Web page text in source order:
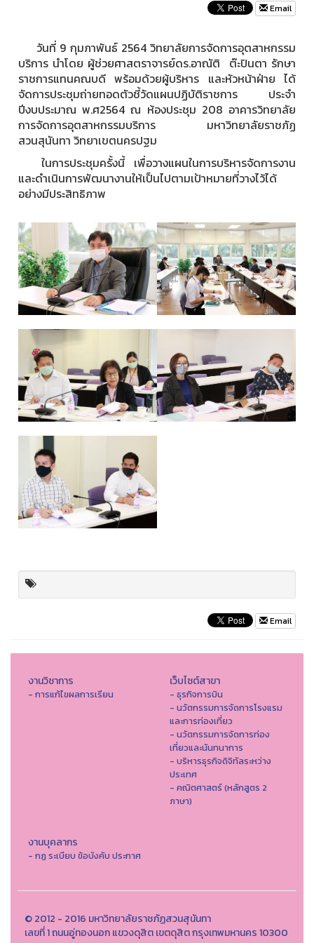
Email
วันที่ 9 กุมภาพันธ์ 2564 วิทยาลัยการจัดการอุตสาหกรรม
บริการ นำโดย ผู้ช่วยศาสตราจารย์ดร.อาณัติ ต๊ะปินตา รักษา
ราชการแทนคณบดี พร้อมด้วยผู้บริหาร และหัวหน้าฝ่าย ได้
จัดการประชุมถ่ายทอดตัวชี้วัดแผนปฏิบัติราชการ ประจำ
ปีงบประมาณ พ.ศ2564 ณ ห้องประชุม 208 อาคารวิทยาลัย
การจัดการอุตสาหกรรมบริการ มหาวิทยาลัยราชภัฏ
สวนสุนันทา วิทยาเขตนครปฐม
ในการประชุมครั้งนี้ เพื่อวางแผนในการบริหารจัดการงาน
และดำเนินการพัฒนางานให้เป็นไปตามเป้าหมายที่วางไว้ได้
อย่างมีประสิทธิภาพ
Email
งานวิชาการ
- การแก้ไขผลการเรียน
เว็บไซต์สาขา
- ธุรกิจการบิน
- นวัตกรรมการจัดการโรงแรม
และการท่องเที่ยว
- นวัตกรรมการจัดการท่อง
เที่ยวและนันทนาการ
- บริหารธุรกิจดิจิทัลระหว่าง
ประเทศ
- คณิตศาสตร์ (หลักสูตร 2
ภาษา)
งานบุคลากร
- กฏ ระเบียบ ข้อบังคับ ประกาศ
© 2012 - 2016 มหาวิทยาลัยราชภัฏสวนสุนันทา
เลขที่ 1 ถนนอู่ทองนอก แขวงดุสิต เขตดุสิต กรุงเทพมหานคร 10300